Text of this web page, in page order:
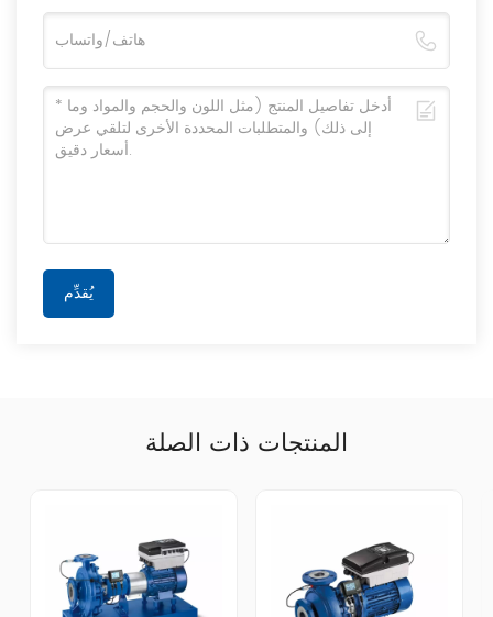
يُقدِّم
المنتجات ذات الصلة